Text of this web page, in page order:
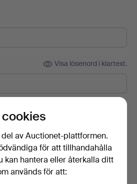
Visa lösenord i klartext.
nyhetsbrev.
avsluta prenumerationen.
jag godkänner
samt bekräftar att jag
av Auctionet-plattformen.
för att tillhandahålla
kan hantera eller återkalla ditt
används för att: